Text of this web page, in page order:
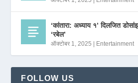
‘कांतारा: अध्याय १’ दिलजित
‘रबेल’
ऑक्टोबर 1, 2025 Entertainment
FOLLOW US